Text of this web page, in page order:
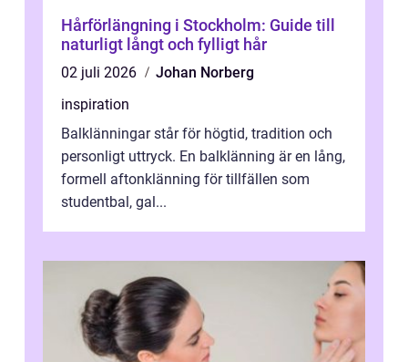
Hårförlängning i Stockholm: Guide till
naturligt långt och fylligt hår
02 juli 2026
Johan Norberg
inspiration
Balklänningar står för högtid, tradition och
personligt uttryck. En balklänning är en lång,
formell aftonklänning för tillfällen som
studentbal, gal...